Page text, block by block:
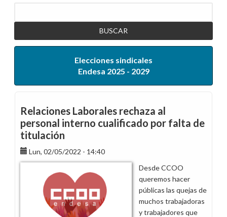
Elecciones sindicales
Endesa 2025 - 2029
Relaciones Laborales rechaza al
personal interno cualificado por falta de
titulación
Lun, 02/05/2022 - 14:40
Desde CCOO
queremos hacer
públicas las quejas de
muchos trabajadoras
y trabajadores que